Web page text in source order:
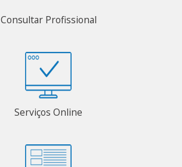
Consultar Profissional
Serviços Online